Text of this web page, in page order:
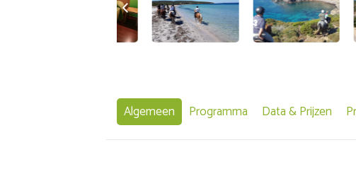
Algemeen Programma Data & Prijzen